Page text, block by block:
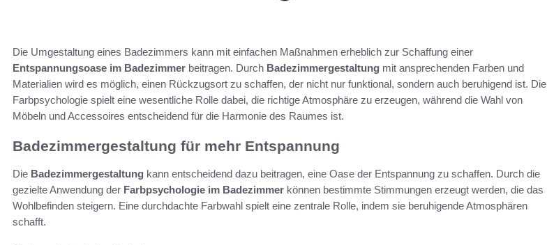
Die Umgestaltung eines Badezimmers kann mit einfachen Maßnahmen erheblich zur Schaffung einer
Entspannungsoase im Badezimmer beitragen. Durch Badezimmergestaltung mit ansprechenden Farben und
Materialien wird es möglich, einen Rückzugsort zu schaffen, der nicht nur funktional, sondern auch beruhigend ist. Die
Farbpsychologie spielt eine wesentliche Rolle dabei, die richtige Atmosphäre zu erzeugen, während die Wahl von
Möbeln und Accessoires entscheidend für die Harmonie des Raumes ist.
Badezimmergestaltung für mehr Entspannung
Die Badezimmergestaltung kann entscheidend dazu beitragen, eine Oase der Entspannung zu schaffen. Durch die
gezielte Anwendung der Farbpsychologie im Badezimmer können bestimmte Stimmungen erzeugt werden, die das
Wohlbefinden steigern. Eine durchdachte Farbwahl spielt eine zentrale Rolle, indem sie beruhigende Atmosphären
schafft.